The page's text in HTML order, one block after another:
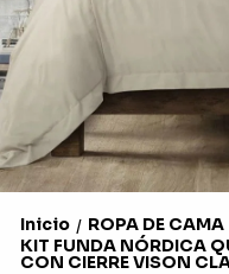
Inicio / ROPA DE CAMA
KIT FUNDA NÓRDICA
CON CIERRE VISON